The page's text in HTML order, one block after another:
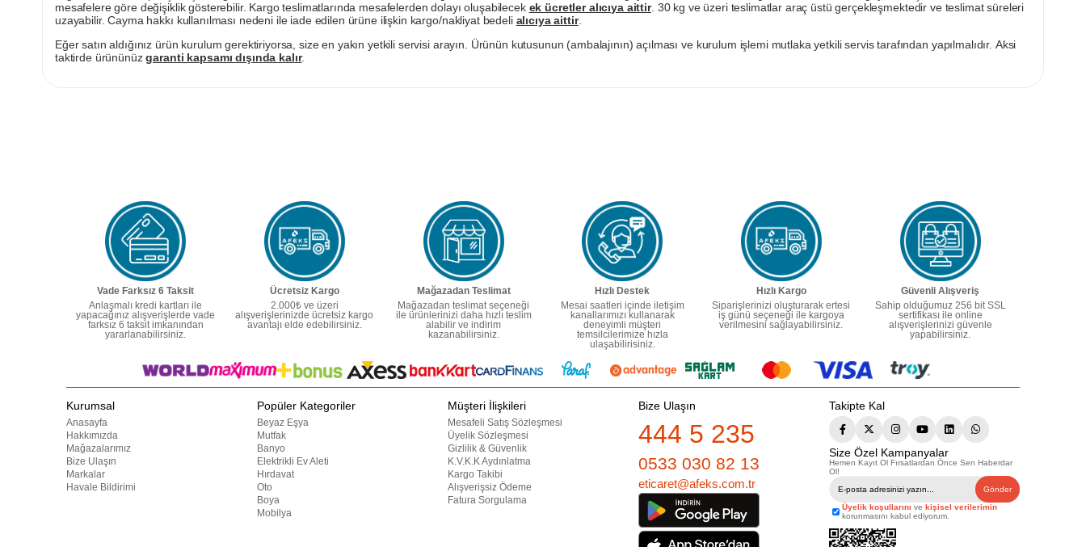
mesafelere göre değişiklik gösterebilir. Kargo teslimatlarında mesafelerden dolayı oluşabilecek ek ücretler alıcıya aittir. 30 kg ve üzeri teslimatlar araç üstü gerçekleşmektedir ve teslimat süreleri
uzayabilir. Cayma hakkı kullanılması nedeni ile iade edilen ürüne ilişkin kargo/nakliyat bedeli alıcıya aittir.
Eğer satın aldığınız ürün kurulum gerektiriyorsa, size en yakın yetkili servisi arayın. Ürünün kutusunun (ambalajının) açılması ve kurulum işlemi mutlaka yetkili servis tarafından yapılmalıdır. Aksi
taktirde ürününüzgaranti kapsamı dışında kalır.
Vade Farksız 6 Taksit
Anlaşmalı kredi kartları ile
yapacağınız alışverişlerde vade
farksız 6 taksit imkanından
yararlanabilirsiniz.
Ücretsiz Kargo
2.000₺ ve üzeri
alışverişlerinizde ücretsiz kargo
avantajı elde edebilirsiniz.
Mağazadan Teslimat
Mağazadan teslimat seçeneği
ile ürünlerinizi daha hızlı teslim
alabilir ve indirim
kazanabilirsiniz.
Hızlı Destek
Mesai saatleri içinde iletişim
kanallarımızı kullanarak
deneyimli müşteri
temsilcilerimize hızla
ulaşabilirisiniz.
Hızlı Kargo
Siparişlerinizi oluşturarak ertesi
iş günü seçeneği ile kargoya
verilmesini sağlayabilirsiniz.
Güvenli Alışveriş
Sahip olduğumuz 256 bit SSL
sertifikası ile online
alışverişlerinizi güvenle
yapabilirsiniz.
Kurumsal
Anasayfa
Hakkımızda
Mağazalarımız
Bize Ulaşın
Markalar
Havale Bildirimi
Popüler Kategoriler
Beyaz Eşya
Mutfak
Banyo
Elektrikli Ev Aleti
Hırdavat
Oto
Boya
Mobilya
Müşteri İlişkileri
Mesafeli Satış Sözleşmesi
Üyelik Sözleşmesi
Gizlilik & Güvenlik
K.V.K.K Aydınlatma
Kargo Takibi
Alışverişsiz Ödeme
Fatura Sorgulama
Bize Ulaşın
444 5 235
0533 030 82 13
eticaret@afeks.com.tr
Takipte Kal
Size Özel Kampanyalar
Hemen Kayıt Ol Fırsatlardan Önce Sen Haberdar
Ol!
Gönder
Üyelik koşullarını ve kişisel verilerimin
korunmasını kabul ediyorum.